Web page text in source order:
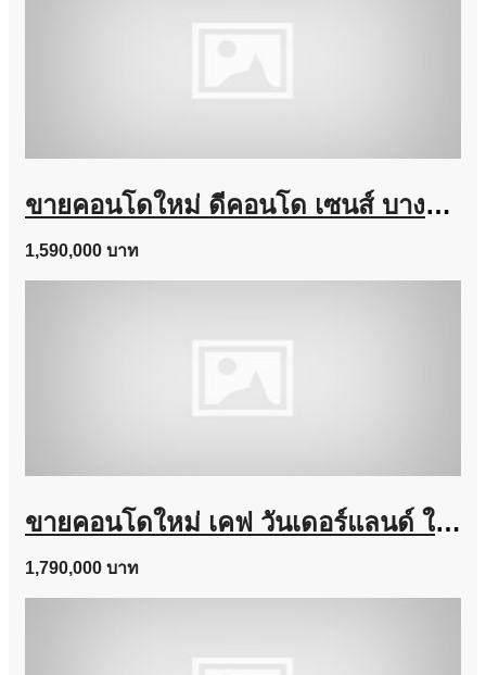
ขายคอนโดใหม่ ดีคอนโด เซนส์ บางแสน ชลบุรี ใกล้ ม.บูรพา พร้อมอยู่ แต่งครบ โทร 0931681685
1,590,000 บาท
ขายคอนโดใหม่ เคฟ วันเดอร์แลนด์ ใกล้ ม.ธรรมศาสตร์ แต่งครบ พร้อมอยู่ เลี้ยงสัตว์ได้ โทร 0616161426
1,790,000 บาท